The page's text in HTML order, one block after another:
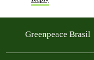
Greenpeace Brasil